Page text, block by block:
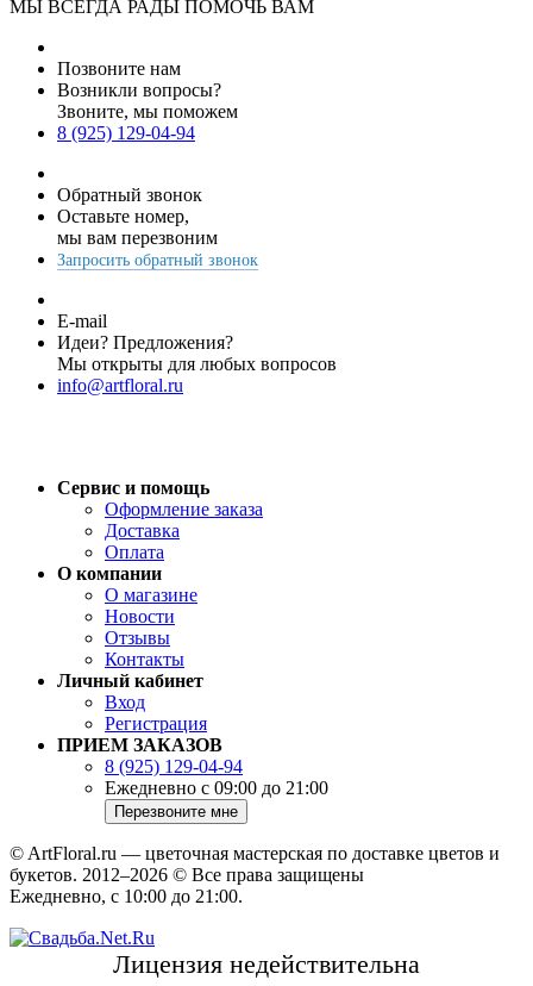
МЫ ВСЕГДА РАДЫ ПОМОЧЬ ВАМ
Позвоните нам
Возникли вопросы?
Звоните, мы поможем
8 (925) 129-04-94
Обратный звонок
Оставьте номер,
мы вам перезвоним
Запросить обратный звонок
E-mail
Идеи? Предложения?
Мы открыты для любых вопросов
info@artfloral.ru
Сервис и помощь
Оформление заказа
Доставка
Оплата
О компании
О магазине
Новости
Отзывы
Контакты
Личный кабинет
Вход
Регистрация
ПРИЕМ ЗАКАЗОВ
8 (925) 129-04-94
Ежедневно с 09:00 до 21:00
© ArtFloral.ru — цветочная мастерская по доставке цветов и
букетов. 2012–2026 © Все права защищены
Ежедневно, с 10:00 до 21:00.
Лицензия недействительна